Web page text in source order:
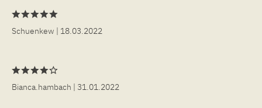
Schuenkew | 18.03.2022
Bianca.hambach | 31.01.2022